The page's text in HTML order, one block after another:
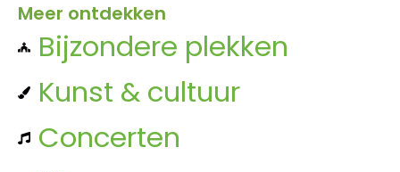
Meer ontdekken
Bijzondere plekken
Kunst & cultuur
Concerten